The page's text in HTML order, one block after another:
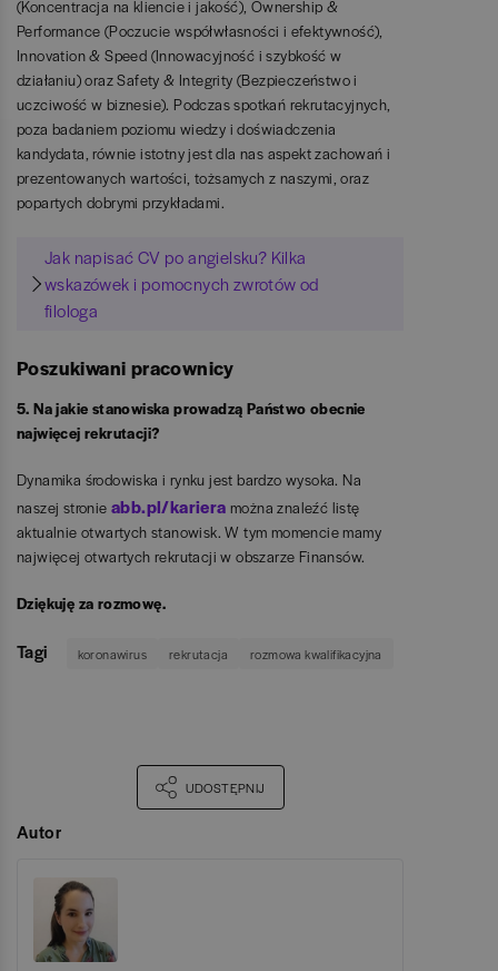
(Koncentracja na kliencie i jakość), Ownership &
Performance (Poczucie współwłasności i efektywność),
Innovation & Speed (Innowacyjność i szybkość w
działaniu) oraz Safety & Integrity (Bezpieczeństwo i
uczciwość w biznesie). Podczas spotkań rekrutacyjnych,
poza badaniem poziomu wiedzy i doświadczenia
kandydata, równie istotny jest dla nas aspekt zachowań i
prezentowanych wartości, tożsamych z naszymi, oraz
popartych dobrymi przykładami.
Jak napisać CV po angielsku? Kilka
wskazówek i pomocnych zwrotów od
filologa
Poszukiwani pracownicy
5. Na jakie stanowiska prowadzą Państwo obecnie
najwięcej rekrutacji?
Dynamika środowiska i rynku jest bardzo wysoka. Na
naszej stronieabb.pl/kariera można znaleźć listę
aktualnie otwartych stanowisk. W tym momencie mamy
najwięcej otwartych rekrutacji w obszarze Finansów.
Dziękuję za rozmowę.
Tagi koronawirus rekrutacja rozmowa kwalifikacyjna
UDOSTĘPNIJ
Autor